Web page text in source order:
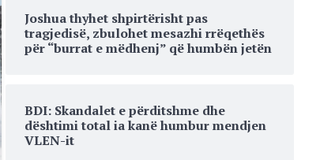
Joshua thyhet shpirtërisht pas
tragjedisë, zbulohet mesazhi rrëqethës
për “burrat e mëdhenj” që humbën jetën
BDI: Skandalet e përditshme dhe
dështimi total ia kanë humbur mendjen
VLEN-it